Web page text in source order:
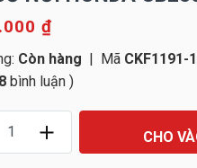
₫
Còn hàng | Mã CKF1191-
8 bình luận )
CHO